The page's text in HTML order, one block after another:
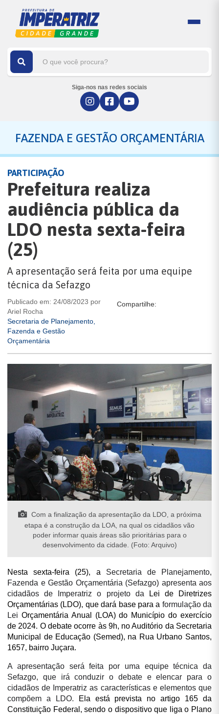
Siga-nos nas redes sociais
FAZENDA E GESTÃO ORÇAMENTÁRIA
PARTICIPAÇÃO
Prefeitura realiza
audiência pública da
LDO nesta sexta-feira
(25)
A apresentação será feita por uma equipe
técnica da Sefazgo
Publicado em: 24/08/2023 por
Ariel Rocha
Secretaria de Planejamento,
Fazenda e Gestão
Orçamentária
Compartilhe:
Com a finalização da apresentação da LDO, a próxima
etapa é a construção da LOA, na qual os cidadãos vão
poder informar quais áreas são prioritárias para o
desenvolvimento da cidade. (Foto: Arquivo)
Nesta sexta-feira (25), a Secretaria de Planejamento,
Fazenda e Gestão Orçamentária (Sefazgo) apresenta aos
cidadãos de Imperatriz o projeto da
Lei de Diretrizes
Orçamentárias (LDO), que dará base para a formulação da
Lei Orçamentária Anual (LOA) do Município do exercício
de 2024. O debate ocorre às 9h, no Auditório da Secretaria
Municipal de Educação (Semed), na Rua Urbano Santos,
1657, bairro Juçara.
A apresentação será feita por uma equipe técnica da
Sefazgo, que irá conduzir o debate e elencar para o
cidadãos de Imperatriz as características e elementos que
compõem a LDO.
Ela está prevista no artigo 165 da
Constituição Federal, sendo o dispositivo que liga o Plano